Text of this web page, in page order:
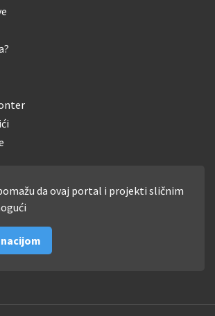
da ovaj portal i projekti sličnim